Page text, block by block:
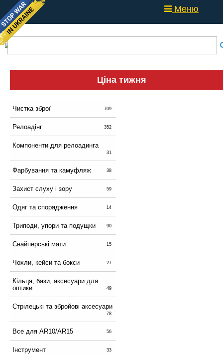
Меню
Ціна тижня
Чистка зброї 709
Релоадінг 352
Компоненти для релоадинга
31
Фарбування та камуфляж 38
Захист слуху і зору 59
Одяг та спорядження 14
Триподи, упори та подущки 90
Снайперські мати 15
Чохли, кейси та бокси 27
Кільця, бази, аксесуари для
оптики
49
Стрілецькі та збройові аксесуари
78
Все для AR10/AR15 56
Інструмент 33